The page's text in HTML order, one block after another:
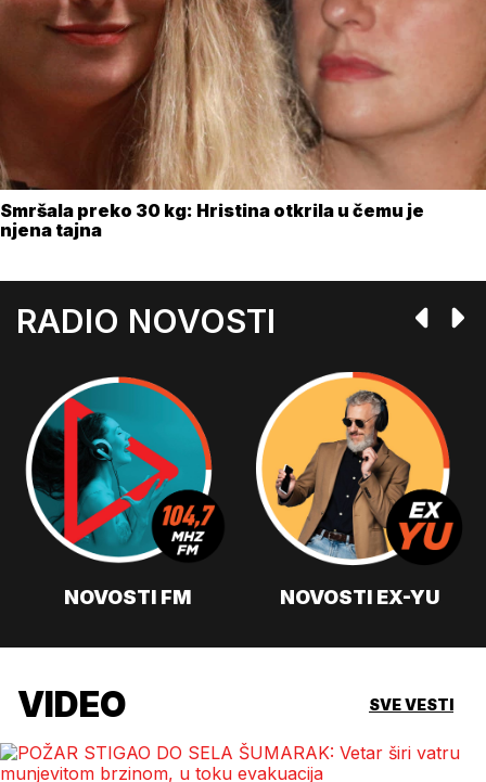
Smršala preko 30 kg: Hristina otkrila u čemu je
njena tajna
RADIO NOVOSTI
NOVOSTI FM NOVOSTI EX-YU
VIDEO SVE VESTI